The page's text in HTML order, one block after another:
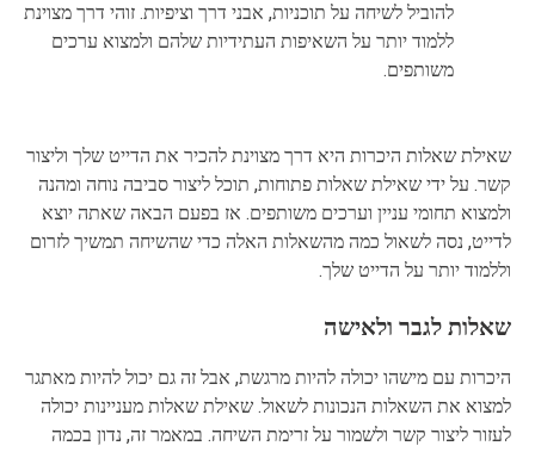
להוביל לשיחה על תוכניות, אבני דרך וציפיות. זוהי דרך מצוינת
ללמוד יותר על השאיפות העתידיות שלהם ולמצוא ערכים
משותפים.
שאילת שאלות היכרות היא דרך מצוינת להכיר את הדייט שלך וליצור
קשר. על ידי שאילת שאלות פתוחות, תוכל ליצור סביבה נוחה ומהנה
ולמצוא תחומי עניין וערכים משותפים. אז בפעם הבאה שאתה יוצא
לדייט, נסה לשאול כמה מהשאלות האלה כדי שהשיחה תמשיך לזרום
וללמוד יותר על הדייט שלך.
שאלות לגבר ולאישה
היכרות עם מישהו יכולה להיות מרגשת, אבל זה גם יכול להיות מאתגר
למצוא את השאלות הנכונות לשאול. שאילת שאלות מעניינות יכולה
לעזור ליצור קשר ולשמור על זרימת השיחה. במאמר זה, נדון בכמה